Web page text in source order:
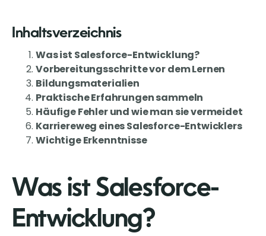
Inhaltsverzeichnis
Was ist Salesforce-Entwicklung?
Vorbereitungsschritte vor dem Lernen
Bildungsmaterialien
Praktische Erfahrungen sammeln
Häufige Fehler und wie man sie vermeidet
Karriereweg eines Salesforce-Entwicklers
Wichtige Erkenntnisse
Was ist Salesforce-
Entwicklung?